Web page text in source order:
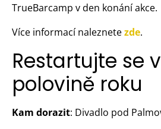
TrueBarcamp v den konání akce.
Více informací naleznetezde.
Restartujte se
polovině roku
Kam dorazit: Divadlo pod